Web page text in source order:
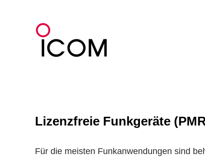
Lizenzfreie Funkgeräte
Für die meisten Funkanwendungen sind